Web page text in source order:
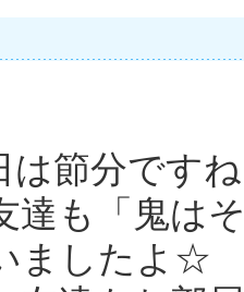
は節分です
達も「鬼は
ましたよ☆